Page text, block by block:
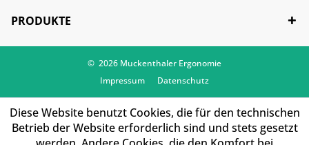
PRODUKTE
© 2026 Muckenthaler Ergonomie
Impressum
Datenschutz
Diese Website benutzt Cookies, die für den technischen
Betrieb der Website erforderlich sind und stets gesetzt